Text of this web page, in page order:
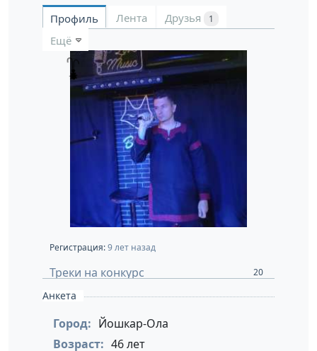
Профиль Лента Друзья 1
Ещё
Регистрация:9 лет назад
Треки на конкурс 20
Анкета
Город: Йошкар-Ола
Возраст: 46 лет